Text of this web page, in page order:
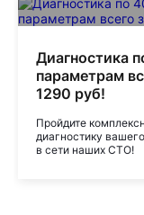
Диагностика
параметрам
1290 руб!
Пройдите
диагностику
в сети наших СТО!